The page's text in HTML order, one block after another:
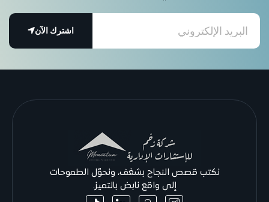
اشترك الآن
نكتب قصص النجاح بشغف، ونحوّل الطموحات
إلى واقع نابض بالتميز.